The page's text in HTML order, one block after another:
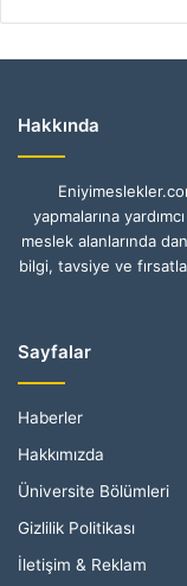
Hakkında
yapmalarına
meslek alanlarında
bilgi, tavsiye ve
Sayfalar
Haberler
Hakkımızda
Üniversite Bölümleri
Gizlilik Politikası
İletişim & Reklam